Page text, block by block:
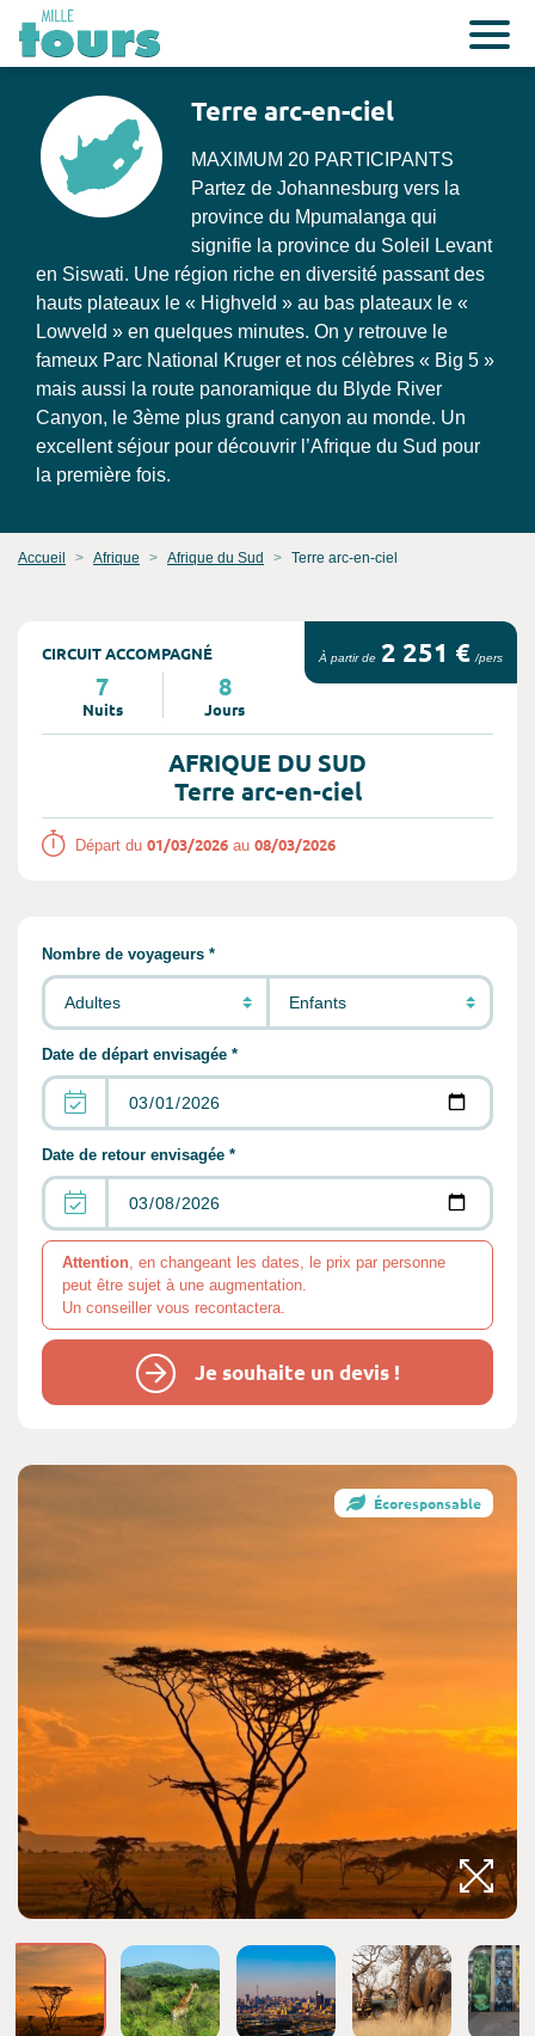
Terre arc-en-ciel
MAXIMUM 20 PARTICIPANTS
Partez de Johannesburg vers la
province du Mpumalanga qui
signifie la province du Soleil Levant
en Siswati. Une région riche en diversité passant des
hauts plateaux le « Highveld » au bas plateaux le «
Lowveld » en quelques minutes. On y retrouve le
fameux Parc National Kruger et nos célèbres « Big 5 »
mais aussi la route panoramique du Blyde River
Canyon, le 3ème plus grand canyon au monde. Un
excellent séjour pour découvrir l’Afrique du Sud pour
la première fois.
Accueil Afrique Afrique du Sud Terre arc-en-ciel
CIRCUIT ACCOMPAGNÉ
7
Nuits
8
Jours
À partir de 2 251 € /pers
AFRIQUE DU SUD
Terre arc-en-ciel
Départ du 01/03/2026 au 08/03/2026
Remplir les informations concernant
Nombre de voyageurs *
Date de départ envisagée *
Date de retour envisagée *
Attention, en changeant les dates, le prix par personne
peut être sujet à une augmentation.
Un conseiller vous recontactera.
Je souhaite un devis !
Écoresponsable